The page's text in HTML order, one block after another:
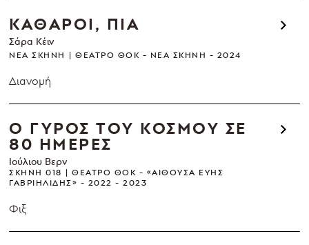
ΚΑΘΑΡΟΙ, ΠΙΑ
Σάρα Κέιν
ΝΈΑ ΣΚΗΝΉ ΘΈΑΤΡΟ ΘΟΚ - ΝΈΑ ΣΚΗΝΉ 2024
Διανομή
Ο ΓΥΡΟΣ ΤΟΥ ΚΟΣΜΟΥ ΣΕ
80 ΗΜΕΡΕΣ
Ιούλιου Βερν
ΣΚΗΝΉ 018
ΘΈΑΤΡΟ ΘΟΚ - «ΑΊΘΟΥΣΑ ΕΎΗΣ
ΓΑΒΡΙΗΛΊΔΗΣ»
2022 - 2023
Φιξ